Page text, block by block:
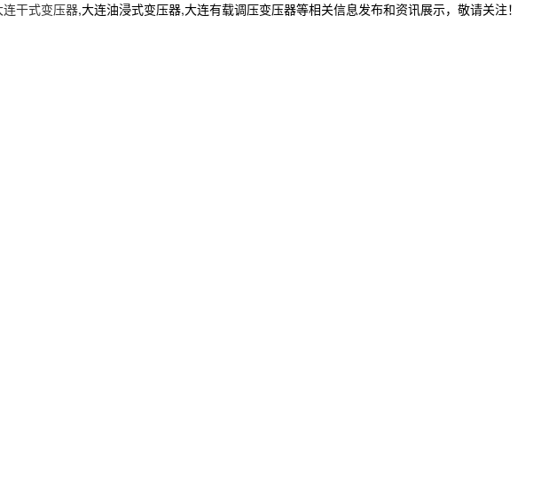
连干式变压器,大连油浸式变压器,大连有载调压变压器等相关信息发布和资讯展示，敬请关注！